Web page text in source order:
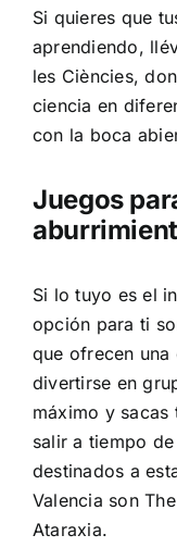
Si quieres que
aprendiendo,
les Ciències,
ciencia en
con la boca
Juegos
Si lo tuyo es el
opción para ti
que ofrecen una
divertirse en
máximo y
salir a tiempo
destinados a
Valencia son
Ataraxia.